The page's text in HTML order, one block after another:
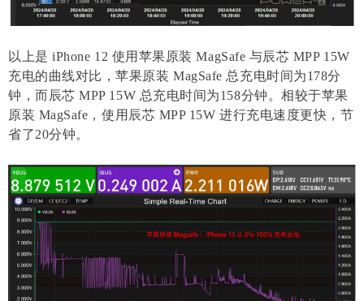
以上是 iPhone 12 使用苹果原装 MagSafe 与辰芯 MPP 15W
充电的曲线对比，苹果原装 MagSafe 总充电时间为178分
钟，而辰芯 MPP 15W 总充电时间为158分钟。相较于苹果
原装 MagSafe，使用辰芯 MPP 15W 进行充电速度更快，节
省了20分钟。